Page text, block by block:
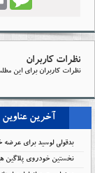
نظرات کاربران
نظرات کاربران برای این
آخرین عناوین
بدقولی لوسید برای عرضه
نخستین خودروی پلاگین